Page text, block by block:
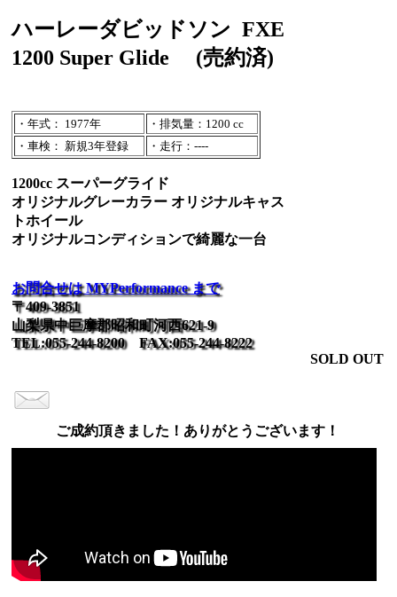
ハーレーダビッドソン FXE
1200 Super Glide
(売約済)
・年式： 1977年
・排気量：1200 cc
・車検： 新規3年登録
・走行：----
1200cc スーパーグライド
オリジナルグレーカラー オリジナルキャス
トホイール
オリジナルコンディションで綺麗な一台
お問合せは MYPerformance まで
〒409-3851
山梨県中巨摩郡昭和町河西621-9
TEL:055-244-8200 FAX:055-244-8222
SOLD OUT
ご成約頂きました！ありがとうございます！